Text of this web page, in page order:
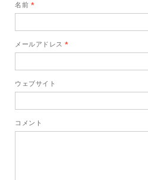
名前 *
メールアドレス*
ウェブサイト
コメント